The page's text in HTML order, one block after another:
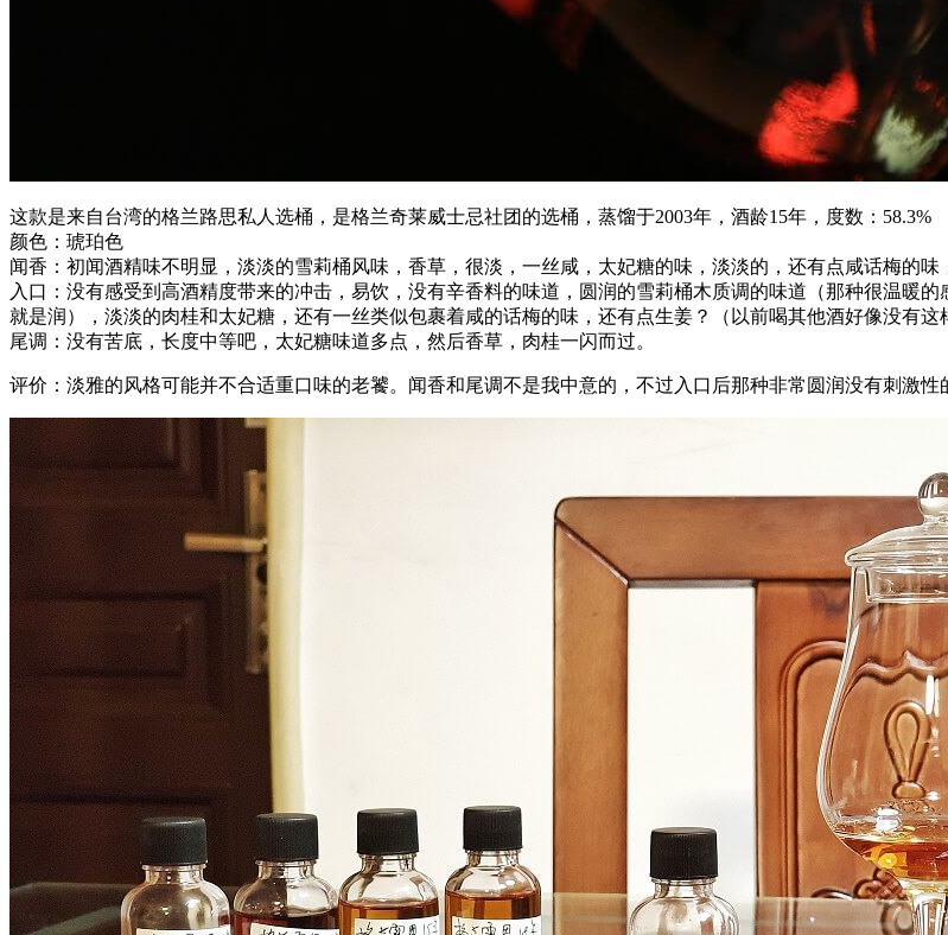
这款是来自台湾的格兰路思私人选桶，是格兰奇莱威士忌社团的选桶，蒸馏于2003年，酒龄15年，度数：58.3%
颜色：琥珀色
闻香：初闻酒精味不明显，淡淡的雪莉桶风味，香草，很淡，一丝咸，太妃糖的味，淡淡的，还有点咸话梅的味
入口：没有感受到高酒精度带来的冲击，易饮，没有辛香料的味道，圆润的雪莉桶木质调的味道（那种很温暖
就是润），淡淡的肉桂和太妃糖，还有一丝类似包裹着咸的话梅的味，还有点生姜？（以前喝其他酒好像没有这
尾调：没有苦底，长度中等吧，太妃糖味道多点，然后香草，肉桂一闪而过。
评价：淡雅的风格可能并不合适重口味的老饕。闻香和尾调不是我中意的，不过入口后那种非常圆润没有刺激性